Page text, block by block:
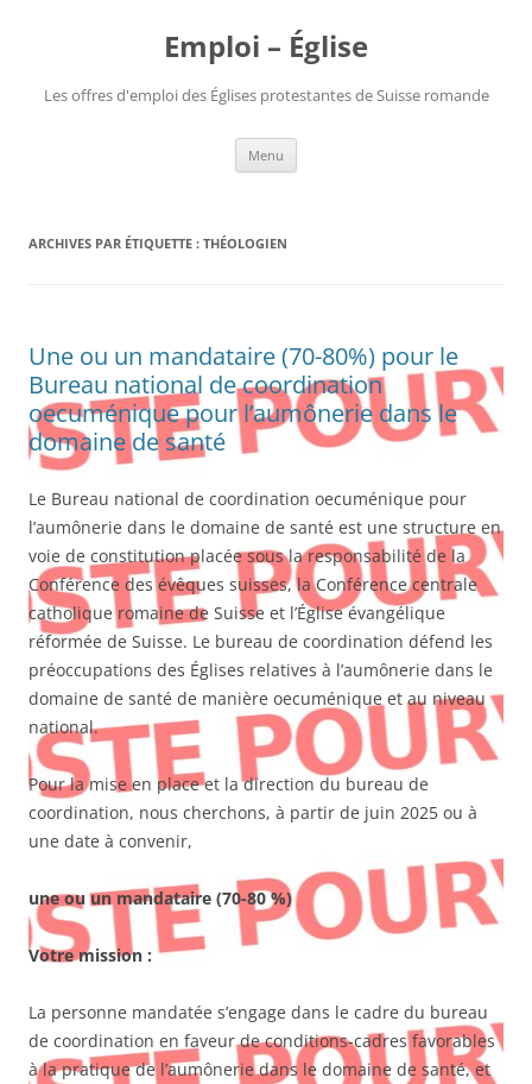
Emploi – Église
Les offres d'emploi des Églises protestantes de Suisse romande
Menu
ARCHIVES PAR ÉTIQUETTE : THÉOLOGIEN
Une ou un mandataire (70-80%) pour le
Bureau national de coordination
oecuménique pour l’aumônerie dans le
domaine de santé
Le Bureau national de coordination oecuménique pour
l’aumônerie dans le domaine de santé est une structure en
voie de constitution placée sous la responsabilité de la
Conférence des évêques suisses, la Conférence centrale
catholique romaine de Suisse et l’Église évangélique
réformée de Suisse. Le bureau de coordination défend les
préoccupations des Églises relatives à l’aumônerie dans le
domaine de santé de manière oecuménique et au niveau
national.
Pour la mise en place et la direction du bureau de
coordination, nous cherchons, à partir de juin 2025 ou à
une date à convenir,
une ou un mandataire (70-80 %)
Votre mission :
La personne mandatée s’engage dans le cadre du bureau
de coordination en faveur de conditions-cadres favorables
à la pratique de l’aumônerie dans le domaine de santé, et